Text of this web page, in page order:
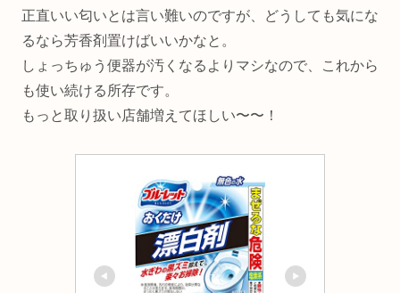
正直いい匂いとは言い難いのですが、どうしても気にな
るなら芳香剤置けばいいかなと。
しょっちゅう便器が汚くなるよりマシなので、これから
も使い続ける所存です。
もっと取り扱い店舗増えてほしい〜〜！